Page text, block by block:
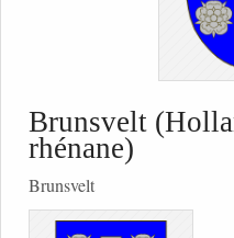
Brunsvelt
rhénane)
Brunsvelt